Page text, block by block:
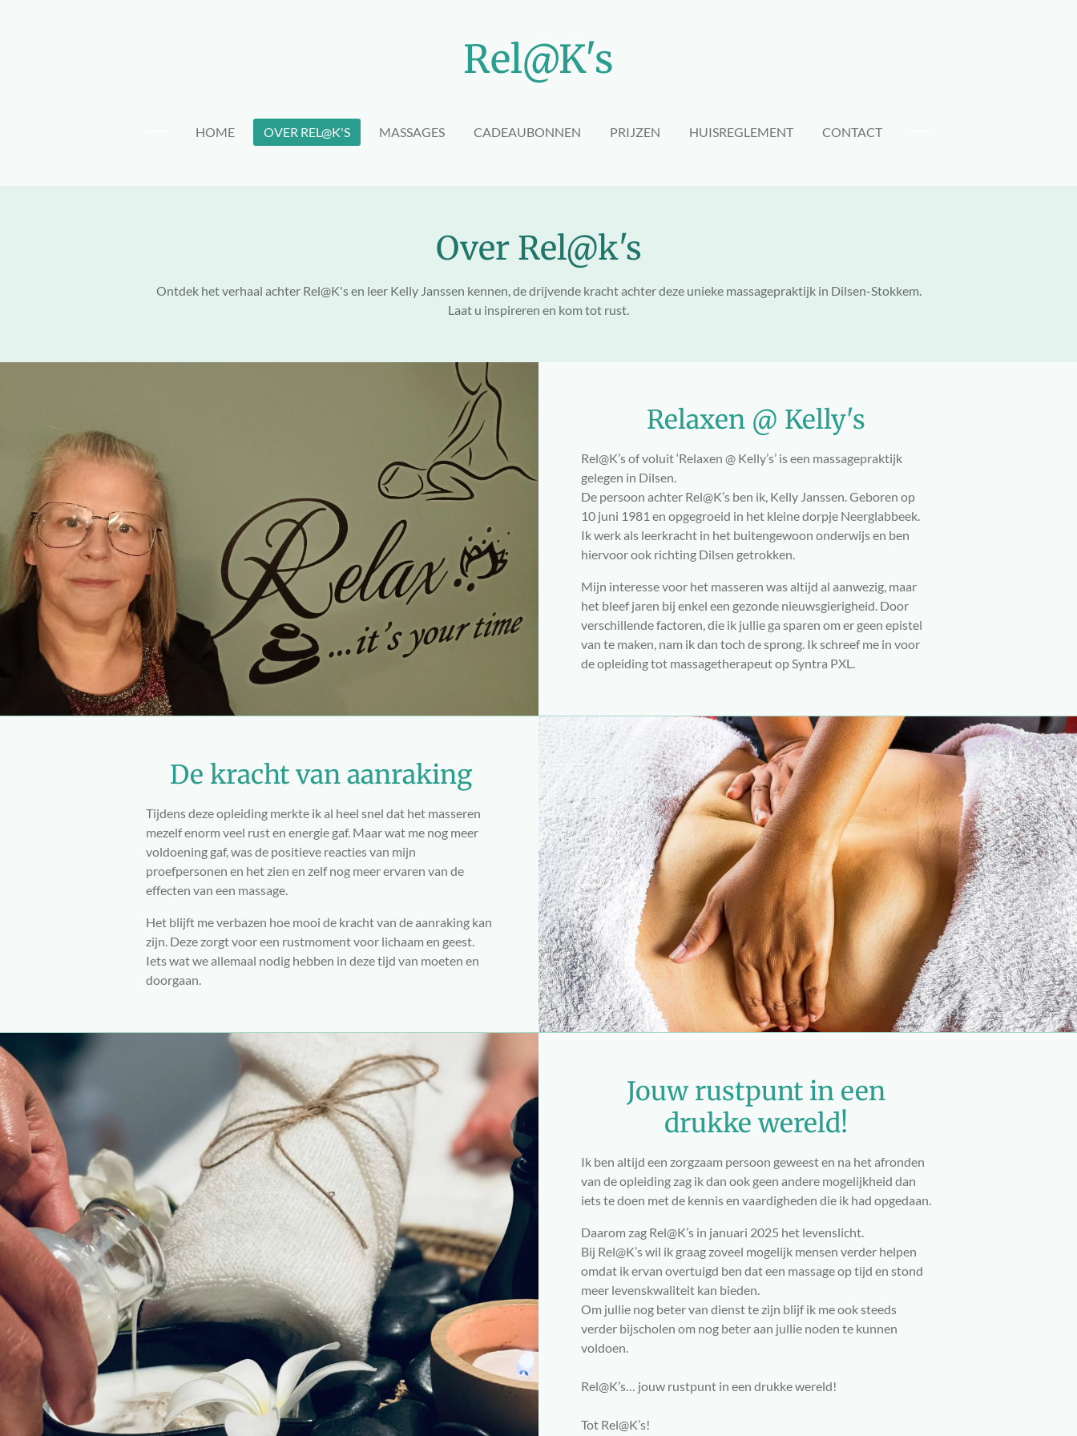
Rel@K's
HOME OVER REL@K'S MASSAGES CADEAUBONNEN PRIJZEN HUISREGLEMENT CONTACT
Over Rel@k's
Ontdek het verhaal achter Rel@K's en leer Kelly Janssen kennen, de drijvende kracht achter deze unieke massagepraktijk in Dilsen-Stokkem.
Laat u inspireren en kom tot rust.
Relaxen @ Kelly's
Rel@K’s of voluit ‘Relaxen @ Kelly’s’ is een massagepraktijk
gelegen in Dilsen.
De persoon achter Rel@K’s ben ik, Kelly Janssen. Geboren op
10 juni 1981 en opgegroeid in het kleine dorpje Neerglabbeek.
Ik werk als leerkracht in het buitengewoon onderwijs en ben
hiervoor ook richting Dilsen getrokken.
Mijn interesse voor het masseren was altijd al aanwezig, maar
het bleef jaren bij enkel een gezonde nieuwsgierigheid. Door
verschillende factoren, die ik jullie ga sparen om er geen epistel
van te maken, nam ik dan toch de sprong. Ik schreef me in voor
de opleiding tot massagetherapeut op Syntra PXL.
De kracht van aanraking
Tijdens deze opleiding merkte ik al heel snel dat het masseren
mezelf enorm veel rust en energie gaf. Maar wat me nog meer
voldoening gaf, was de positieve reacties van mijn
proefpersonen en het zien en zelf nog meer ervaren van de
effecten van een massage.
Het blijft me verbazen hoe mooi de kracht van de aanraking kan
zijn. Deze zorgt voor een rustmoment voor lichaam en geest.
Iets wat we allemaal nodig hebben in deze tijd van moeten en
doorgaan.
Jouw rustpunt in een
drukke wereld!
Ik ben altijd een zorgzaam persoon geweest en na het afronden
van de opleiding zag ik dan ook geen andere mogelijkheid dan
iets te doen met de kennis en vaardigheden die ik had opgedaan.
Daarom zag Rel@K’s in januari 2025 het levenslicht.
Bij Rel@K’s wil ik graag zoveel mogelijk mensen verder helpen
omdat ik ervan overtuigd ben dat een massage op tijd en stond
meer levenskwaliteit kan bieden.
Om jullie nog beter van dienst te zijn blijf ik me ook steeds
verder bijscholen om nog beter aan jullie noden te kunnen
voldoen.
Rel@K’s… jouw rustpunt in een drukke wereld!
Tot Rel@K’s!